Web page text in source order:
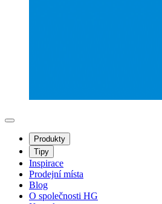
Produkty
Tipy
Inspirace
Prodejní místa
Blog
O společnosti HG